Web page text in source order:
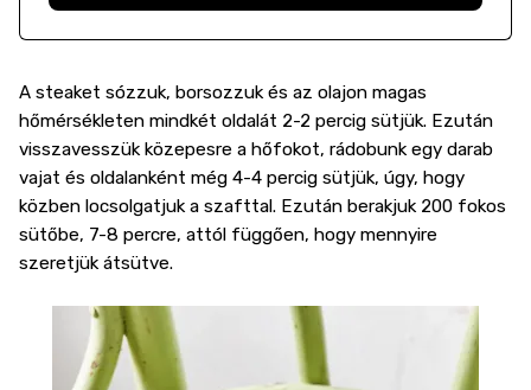
A steaket sózzuk, borsozzuk és az olajon magas
hőmérsékleten mindkét oldalát 2-2 percig sütjük. Ezután
visszavesszük közepesre a hőfokot, rádobunk egy darab
vajat és oldalanként még 4-4 percig sütjük, úgy, hogy
közben locsolgatjuk a szafttal. Ezután berakjuk 200 fokos
sütőbe, 7-8 percre, attól függően, hogy mennyire
szeretjük átsütve.